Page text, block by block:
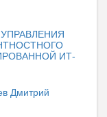
ИТ-
Дмитрий